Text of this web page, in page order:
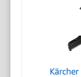
Kärcher